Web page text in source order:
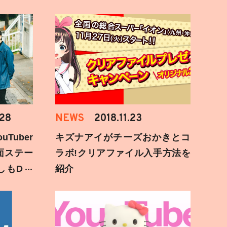
ステー
もD遅
NEWS 2018.11.23
キズナアイがチーズおかきとコ
ラボ!クリアファイル入手方法を
紹介